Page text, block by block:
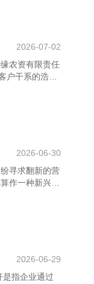
齐能增强购买
发购买冲
等时间，大概营
2026-07-02
农资有限责任
户干系的浩荡
会外交麇集与
像跟踪客户的
保举，提高客
2026-06-30
寻求翻新的营
作一种新兴的
司-化肥-地膜
技术。 联名
开通品牌与前
动等，齐获取
责任公司 这
2026-06-29
指企业通过